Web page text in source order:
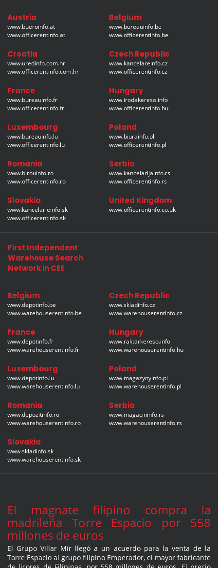
Austria
www.bueroinfo.at
www.officerentinfo.at
Belgium
www.bureauinfo.be
www.officerentinfo.be
Croatia
www.uredinfo.com.hr
www.officerentinfo.com.hr
Czech Republic
www.kancelareinfo.cz
www.officerentinfo.cz
France
www.bureauinfo.fr
www.officerentinfo.fr
Hungary
www.irodakereso.info
www.officerentinfo.hu
Luxembourg
www.bureauinfo.lu
www.officerentinfo.lu
Poland
www.biurainfo.pl
www.officerentinfo.pl
Romania
www.birouinfo.ro
www.officerentinfo.ro
Serbia
www.kancelarijainfo.rs
www.officerentinfo.rs
Slovakia
www.kancelarieinfo.sk
www.officerentinfo.sk
United Kingdom
www.officerentinfo.co.uk
First Independent
Warehouse Search
Network in CEE
Belgium
www.depotinfo.be
www.warehouserentinfo.be
Czech Republic
www.skladinfo.cz
www.warehouserentinfo.cz
France
www.depotinfo.fr
www.warehouserentinfo.fr
Hungary
www.raktarkereso.info
www.warehouserentinfo.hu
Luxembourg
www.depotinfo.lu
www.warehouserentinfo.lu
Poland
www.magazynyinfo.pl
www.warehouserentinfo.pl
Romania
www.depozitinfo.ro
www.warehouserentinfo.ro
Serbia
www.magacininfo.rs
www.warehouserentinfo.rs
Slovakia
www.skladinfo.sk
www.warehouserentinfo.sk
El magnate filipino compra la
madrileña Torre Espacio por 558
millones de euros
El Grupo Villar Mir llegó a un acuerdo para la venta de la
Torre Espacio al grupo filipino Emperador, el mayor fabricante